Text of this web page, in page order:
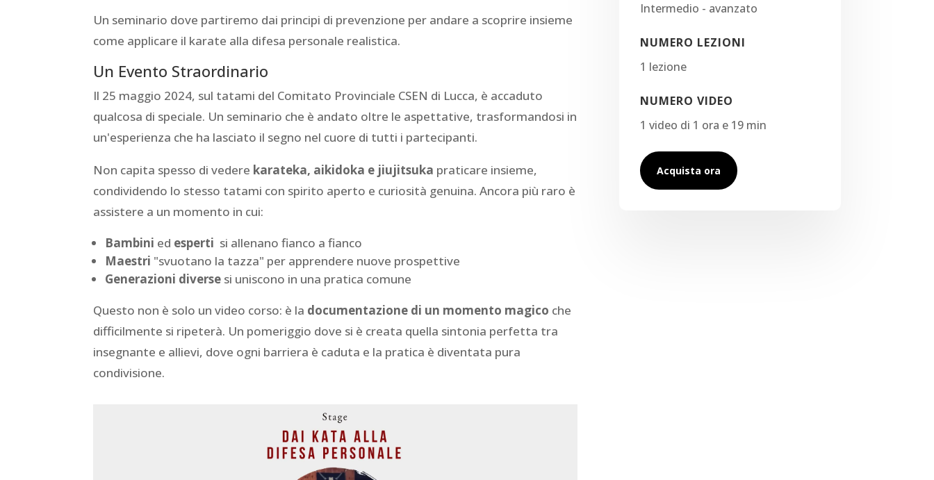
Un seminario dove partiremo dai principi di prevenzione per andare a scoprire insieme
come applicare il karate alla difesa personale realistica.
Un Evento Straordinario
Il 25 maggio 2024, sul tatami del Comitato Provinciale CSEN di Lucca, è accaduto
qualcosa di speciale. Un seminario che è andato oltre le aspettative, trasformandosi in
un'esperienza che ha lasciato il segno nel cuore di tutti i partecipanti.
Non capita spesso di vedere karateka, aikidoka e jiujitsuka praticare insieme,
condividendo lo stesso tatami con spirito aperto e curiosità genuina. Ancora più raro è
assistere a un momento in cui:
Bambini ed esperti si allenano fianco a fianco
Maestri "svuotano la tazza" per apprendere nuove prospettive
Generazioni diverse si uniscono in una pratica comune
Questo non è solo un video corso: è la documentazione di un momento magico che
difficilmente si ripeterà. Un pomeriggio dove si è creata quella sintonia perfetta tra
insegnante e allievi, dove ogni barriera è caduta e la pratica è diventata pura
condivisione.
Intermedio - avanzato
NUMERO LEZIONI
1 lezione
NUMERO VIDEO
1 video di 1 ora e 19 min
Acquista ora